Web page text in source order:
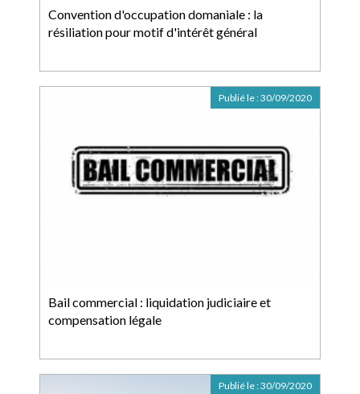
Convention d'occupation domaniale : la
résiliation pour motif d'intérêt général
Bail commercial : liquidation judiciaire et
compensation légale
Publié le :30/09/2020
Publié le :30/09/2020